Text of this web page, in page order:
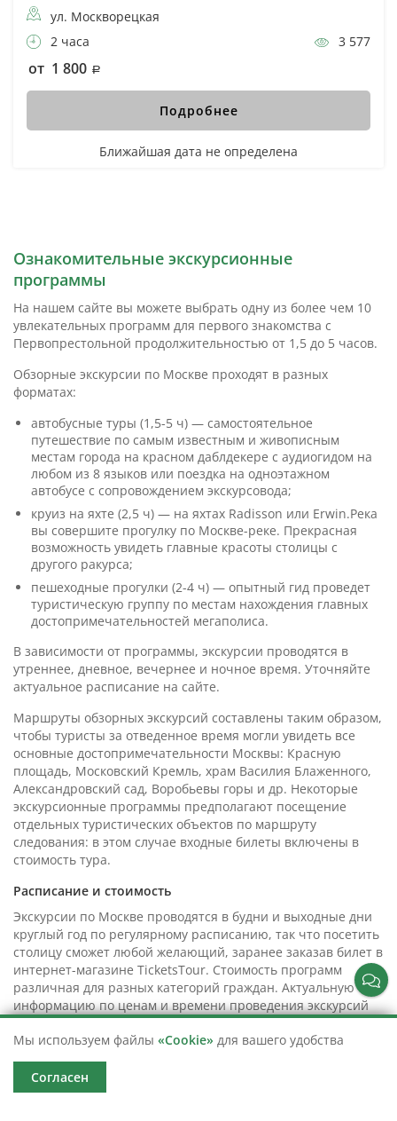
ул. Москворецкая
2 часа
3 577
от 1 800
Подробнее
Ближайшая дата не определена
Ознакомительные экскурсионные
программы
На нашем сайте вы можете выбрать одну из более чем 10
увлекательных программ для первого знакомства с
Первопрестольной продолжительностью от 1,5 до 5 часов.
Обзорные экскурсии по Москве проходят в разных
форматах:
автобусные туры (1,5-5 ч) — самостоятельное
путешествие по самым известным и живописным
местам города на красном даблдекере с аудиогидом на
любом из 8 языков или поездка на одноэтажном
автобусе с сопровождением экскурсовода;
круиз на яхте (2,5 ч) — на яхтах Radisson или Erwin.Река
вы совершите прогулку по Москве-реке. Прекрасная
возможность увидеть главные красоты столицы с
другого ракурса;
пешеходные прогулки (2-4 ч) — опытный гид проведет
туристическую группу по местам нахождения главных
достопримечательностей мегаполиса.
В зависимости от программы, экскурсии проводятся в
утреннее, дневное, вечернее и ночное время. Уточняйте
актуальное расписание на сайте.
Маршруты обзорных экскурсий составлены таким образом,
чтобы туристы за отведенное время могли увидеть все
основные достопримечательности Москвы: Красную
площадь, Московский Кремль, храм Василия Блаженного,
Александровский сад, Воробьевы горы и др. Некоторые
экскурсионные программы предполагают посещение
отдельных туристических объектов по маршруту
следования: в этом случае входные билеты включены в
стоимость тура.
Расписание и стоимость
Экскурсии по Москве проводятся в будни и выходные дни
круглый год по регулярному расписанию, так что посетить
столицу сможет любой желающий, заранее заказав билет в
интернет-магазине TicketsTour. Стоимость программ
различная для разных категорий граждан. Актуальную
информацию по ценам и времени проведения экскурсий
вы можете получить на нашем сайте или по телефону.
Чтобы приобрести билет, выберите программу, укажите
все параметры и проведите оплату картой. Электронный
билет поступит на указанную при оформлении
электронную почту.
Мы используем файлы «Cookie» для вашего удобства
Согласен